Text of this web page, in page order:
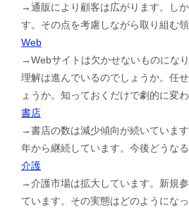
→通販により顧客は広がります。し
す。その点を考慮しながら取り組む
Web
→Webサイトは欠かせないものにな
理解は進んでいるのでしょうか。任
ょうか。知っておくだけで劇的に変
書店
→書店の数は減少傾向が続いていま
年から継続しています。今後どうな
介護
→介護市場は拡大しています。新規
ています。その実態はどのようにな